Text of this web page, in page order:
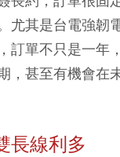
尤其是台電強韌
訂單不只是一年
，甚至有機會在
長線利多